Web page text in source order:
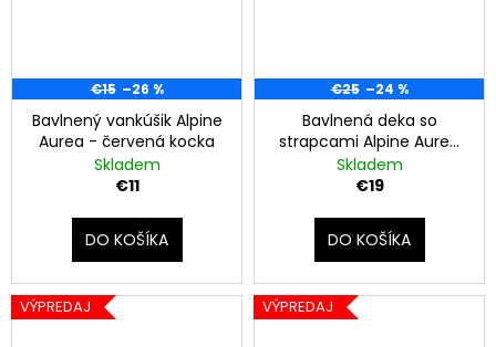
€15 –26 %
Bavlnený vankúšik Alpine
Aurea - červená kocka
Skladem
€11
DO KOŠÍKA
€25 –24 %
Bavlnená deka so
strapcami Alpine Aurea
150x200 cm - červená
kocka
Skladem
€19
DO KOŠÍKA
VÝPREDAJ VÝPREDAJ